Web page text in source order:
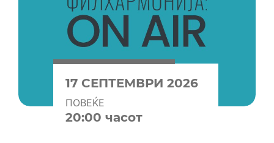
17 СЕПТЕМВРИ 2026
ПОВЕЌЕ
20:00 часот